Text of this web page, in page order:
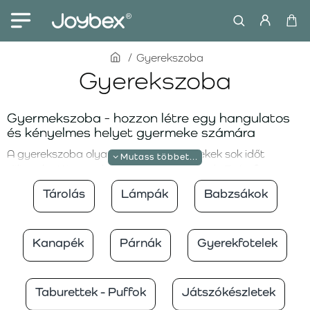
Gyerekszoba
homeGyerekszoba
Gyermekszoba - hozzon létre egy hangulatos
és kényelmes helyet gyermeke számára
A gyerekszoba olyan hely, ahol a gyerekek sok időt
töltenek - játszanak, tanulnak és pihennek. Ezért fontos,
hogy ez a tér ne csak funkcionális, hanem hangulatos és
kényelmes is legyen. Webshopunkban olyan kiegészítők és
bútorok széles választékát kínáljuk, amelyek minden
gyerekszobát olyan hellyé varázsolnak, ahol a gyerekek
biztonságban és boldogan érzik magukat. A kényelmes
babzsákoktól az elegáns kanapékig minden termék a
kényelmet és a stílust szem előtt tartva készült.
Wigiwama Cream White Beanbag Chair –
Tárolás Lámpák Babzsákok
Kanapék Párnák Gyerekfotelek
Taburettek - Puffok Játszókészletek